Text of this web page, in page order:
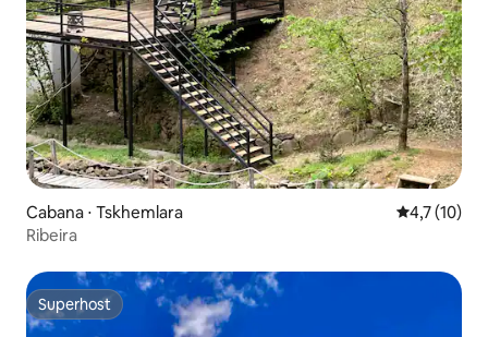
Cabana ⋅ Tskhemlara 4,7 de uma
4,7 (10)
Ribeira
Superhost
Superhost